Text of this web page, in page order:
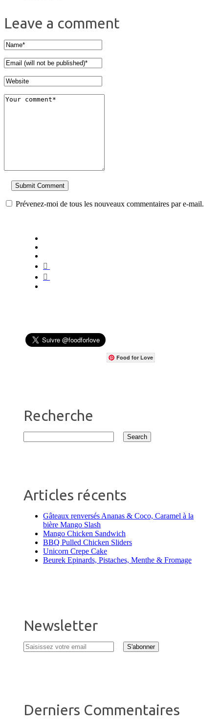
Leave a comment
Prévenez-moi de tous les nouveaux commentaires par e-mail.
Food for Love
Recherche
Articles récents
Gâteaux renversés Ananas & Coco, Caramel à la
bière Mango Slash
Mango Chicken Sandwich
BBQ Pulled Chicken Sliders
Unicorn Crepe Cake
Beurek Epinards, Pistaches, Menthe & Fromage
Newsletter
Derniers Commentaires